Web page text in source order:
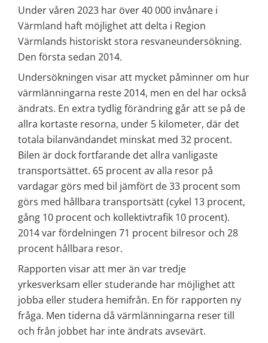
Under våren 2023 har över 40 000 invånare i
Värmland haft möjlighet att delta i Region
Värmlands historiskt stora resvaneundersökning.
Den första sedan 2014.
Undersökningen visar att mycket påminner om hur
värmlänningarna reste 2014, men en del har också
ändrats. En extra tydlig förändring går att se på de
allra kortaste resorna, under 5 kilometer, där det
totala bilanvändandet minskat med 32 procent.
Bilen är dock fortfarande det allra vanligaste
transportsättet. 65 procent av alla resor på
vardagar görs med bil jämfört de 33 procent som
görs med hållbara transportsätt (cykel 13 procent,
gång 10 procent och kollektivtrafik 10 procent).
2014 var fördelningen 71 procent bilresor och 28
procent hållbara resor.
Rapporten visar att mer än var tredje
yrkesverksam eller studerande har möjlighet att
jobba eller studera hemifrån. En för rapporten ny
fråga. Men tiderna då värmlänningarna reser till
och från jobbet har inte ändrats avsevärt.